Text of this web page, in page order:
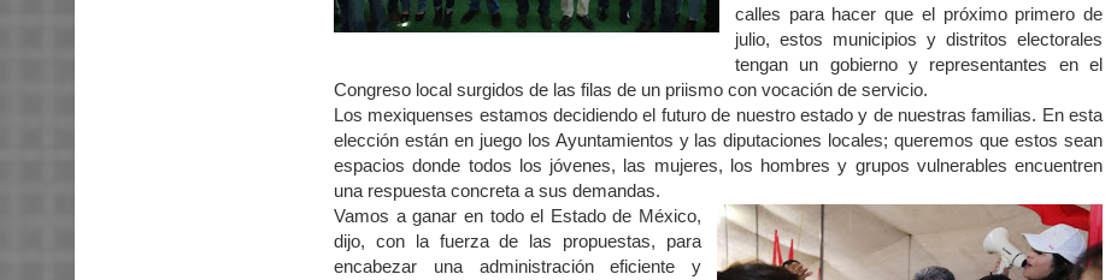
calles para hacer que el próximo primero de
julio, estos municipios y distritos electorales
tengan un gobierno y representantes en el
Congreso local surgidos de las filas de un priismo con vocación de servicio.
Los mexiquenses estamos decidiendo el futuro de nuestro estado y de nuestras familias. En esta
elección están en juego los Ayuntamientos y las diputaciones locales; queremos que estos sean
espacios donde todos los jóvenes, las mujeres, los hombres y grupos vulnerables encuentren
una respuesta concreta a sus demandas.
Vamos a ganar en todo el Estado de México,
dijo, con la fuerza de las propuestas, para
encabezar una administración eficiente y